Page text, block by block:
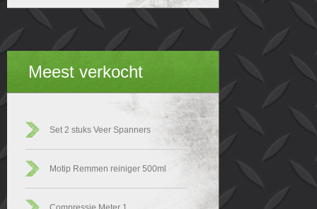
Meest verkocht
Set 2 stuks Veer Spanners
Motip Remmen reiniger 500ml